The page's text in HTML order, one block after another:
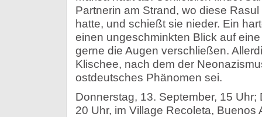
Partnerin am Strand, wo diese
hatte, und schießt sie nieder. Ein
einen ungeschminkten Blick auf
gerne die Augen verschließen.
Klischee, nach dem der
ostdeutsches Phänomen sei.
Donnerstag, 13. September, 15 Uhr;
20 Uhr, im Village Recoleta, Buenos